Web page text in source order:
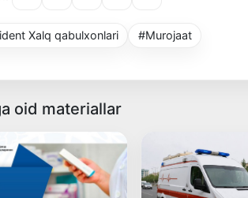
Xalq qabulxonlari #Murojaat
oid materiallar